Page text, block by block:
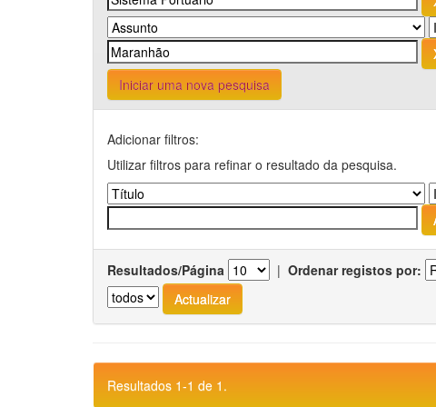
Iniciar uma nova pesquisa
Adicionar filtros:
Utilizar filtros para refinar o resultado da pesquisa.
Resultados/Página | Ordenar registos por:
Resultados 1-1 de 1.